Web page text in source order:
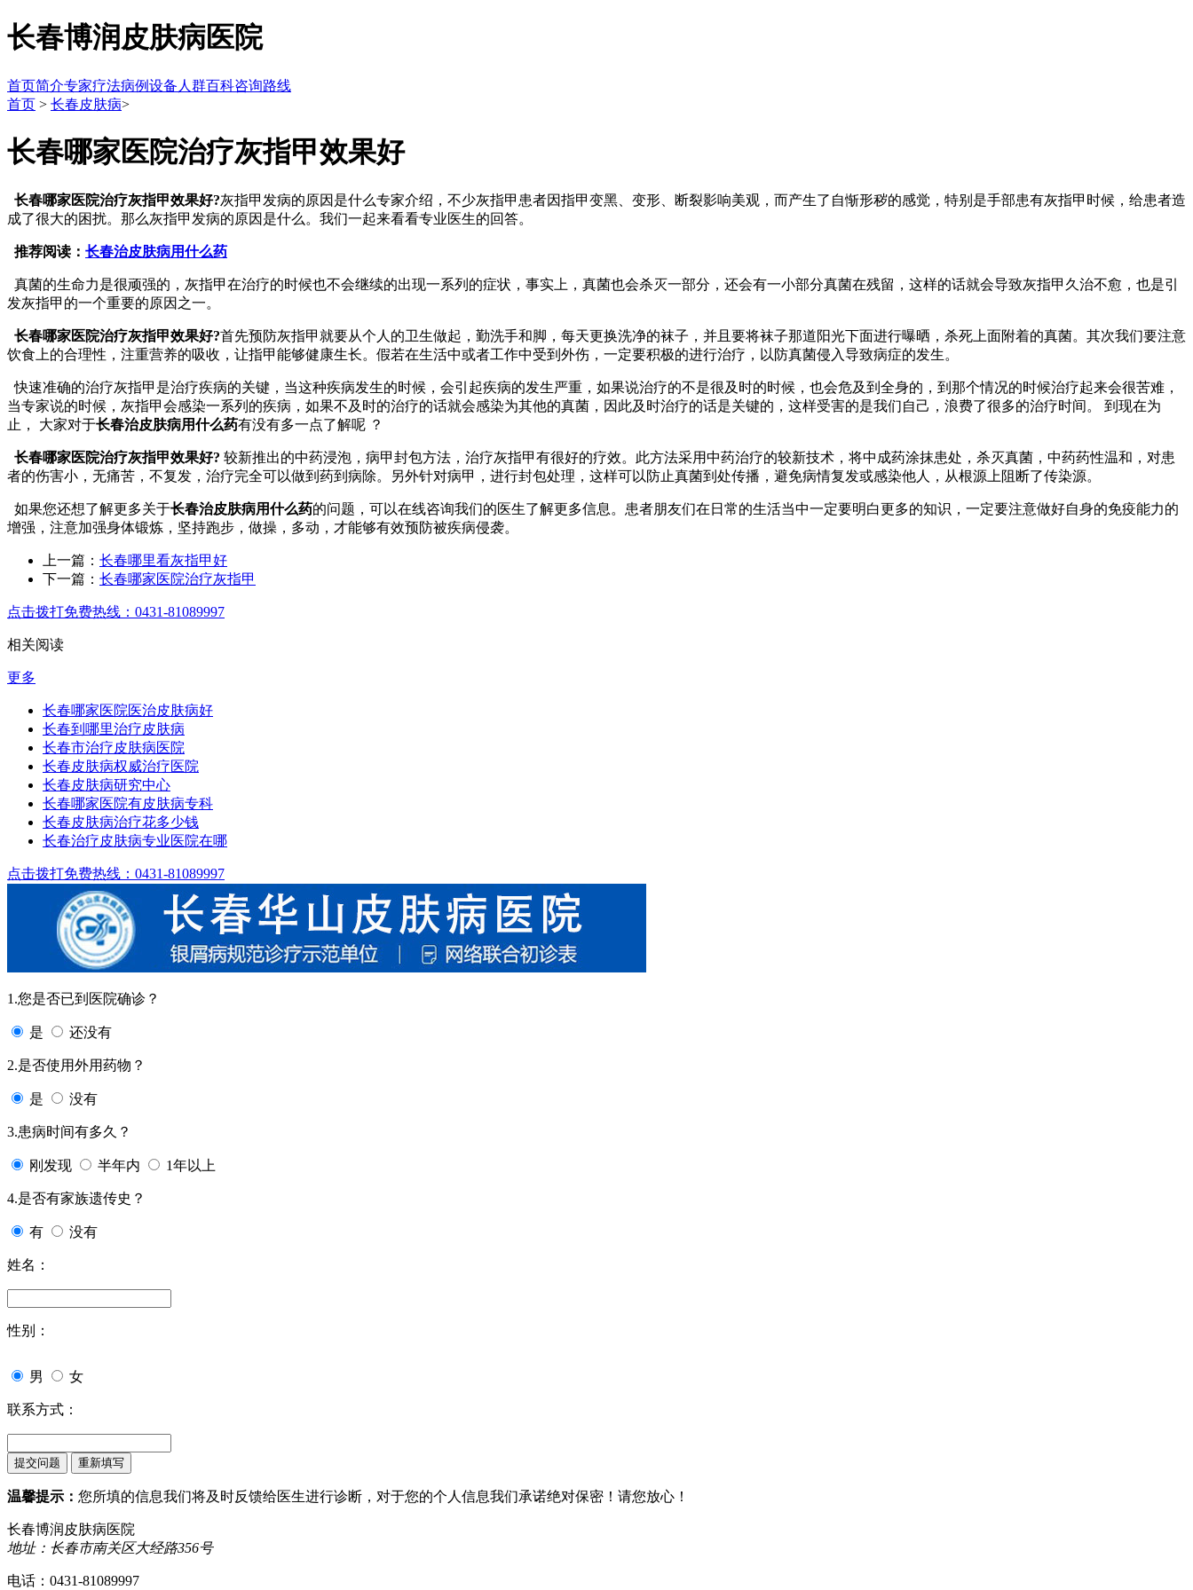
长春博润皮肤病医院
首页简介专家疗法病例设备 人群百科咨询路线
首页 > 长春皮肤病>
长春哪家医院治疗灰指甲效果好
长春哪家医院治疗灰指甲效果好?灰指甲发病的原因是什么专家介绍，不少灰指甲患者因指甲变黑、变形、断裂影响美观，而产生了自惭形秽的感觉，特别是手部患有灰指甲时候，给患者造
成了很大的困扰。那么灰指甲发病的原因是什么。我们一起来看看专业医生的回答。
推荐阅读： 长春治皮肤病用什么药
真菌的生命力是很顽强的，灰指甲在治疗的时候也不会继续的出现一系列的症状，事实上，真菌也会杀灭一部分，还会有一小部分真菌在残留，这样的话就会导致灰指甲久治不愈，也是引
发灰指甲的一个重要的原因之一。
长春哪家医院治疗灰指甲效果好?首先预防灰指甲就要从个人的卫生做起，勤洗手和脚，每天更换洗净的袜子，并且要将袜子那道阳光下面进行曝晒，杀死上面附着的真菌。其次我们要注意
饮食上的合理性，注重营养的吸收，让指甲能够健康生长。假若在生活中或者工作中受到外伤，一定要积极的进行治疗，以防真菌侵入导致病症的发生。
快速准确的治疗灰指甲是治疗疾病的关键，当这种疾病发生的时候，会引起疾病的发生严重，如果说治疗的不是很及时的时候，也会危及到全身的，到那个情况的时候治疗起来会很苦难，
当专家说的时候，灰指甲会感染一系列的疾病，如果不及时的治疗的话就会感染为其他的真菌，因此及时治疗的话是关键的，这样受害的是我们自己，浪费了很多的治疗时间。 到现在为
止， 大家对于长春治皮肤病用什么药有没有多一点了解呢 ？
长春哪家医院治疗灰指甲效果好? 较新推出的中药浸泡，病甲封包方法，治疗灰指甲有很好的疗效。此方法采用中药治疗的较新技术，将中成药涂抹患处，杀灭真菌，中药药性温和，对患
者的伤害小，无痛苦，不复发，治疗完全可以做到药到病除。另外针对病甲，进行封包处理，这样可以防止真菌到处传播，避免病情复发或感染他人，从根源上阻断了传染源。
如果您还想了解更多关于长春治皮肤病用什么药的问题，可以在线咨询我们的医生了解更多信息。患者朋友们在日常的生活当中一定要明白更多的知识，一定要注意做好自身的免疫能力的
增强，注意加强身体锻炼，坚持跑步，做操，多动，才能够有效预防被疾病侵袭。
上一篇： 长春哪里看灰指甲好
下一篇： 长春哪家医院治疗灰指甲
点击拨打免费热线：0431-81089997
相关阅读
更多
长春哪家医院医治皮肤病好
长春到哪里治疗皮肤病
长春市治疗皮肤病医院
长春皮肤病权威治疗医院
长春皮肤病研究中心
长春哪家医院有皮肤病专科
长春皮肤病治疗花多少钱
长春治疗皮肤病专业医院在哪
点击拨打免费热线：0431-81089997
1.您是否已到医院确诊？
是 还没有
2.是否使用外用药物？
是 没有
3.患病时间有多久？
刚发现 半年内 1年以上
4.是否有家族遗传史？
有 没有
姓名：
性别：
男 女
联系方式：
温馨提示： 您所填的信息我们将及时反馈给医生进行诊断，对于您的个人信息我们承诺绝对保密！请您放心！
长春博润皮肤病医院
地址：长春市南关区大经路356号
电话：0431-81089997